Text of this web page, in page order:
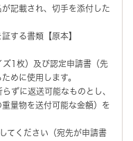
記載され、切手を添付した
する書類【原本】
ズ1枚）及び認定申請書（先
めに使用します。
ずに返送可能なものとし、
量物を送付可能な金額）を
てください（宛先が申請書